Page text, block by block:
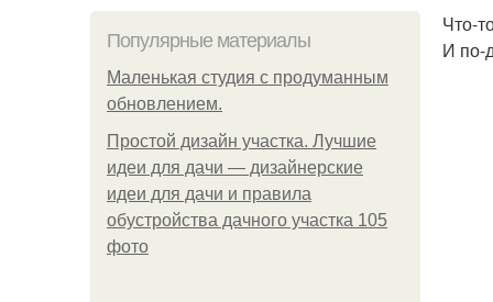
Популярные материалы
Маленькая студия с продуманным
обновлением.
Простой дизайн участка. Лучшие
идеи для дачи — дизайнерские
идеи для дачи и правила
обустройства дачного участка 105
фото
Что-
И по-